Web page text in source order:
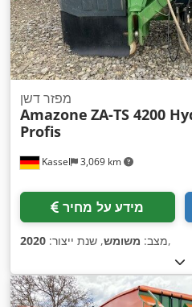
Kassel 3,069 km
מפזר דשן
Amazone ZA-TS 4200
Profis
מידע על מחיר
מצב: משומש, שנת ייצור: 2020 ,